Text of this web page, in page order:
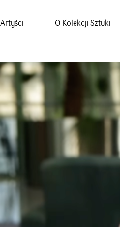
Artyści O Kolekcji Sztuki